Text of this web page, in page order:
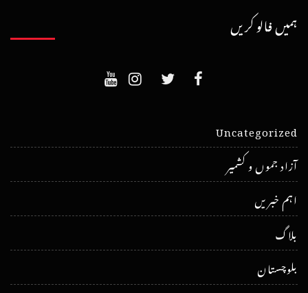
ہمیں فالو کریں
Uncategorized
آزاد جموں و کشمیر
اہم خبریں
بلاگ
بلوچستان